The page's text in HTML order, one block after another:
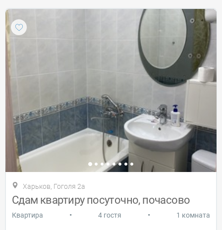
Харьков, Гоголя 2а
Сдам квартиру посуточно, почасово
Квартира • 4 гостя • 1 комната